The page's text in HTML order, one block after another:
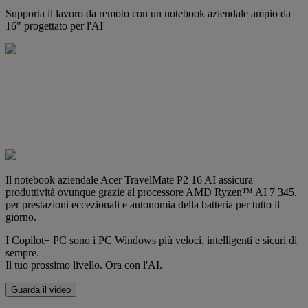
Supporta il lavoro da remoto con un notebook aziendale ampio da
16" progettato per l'AI
Il notebook aziendale Acer TravelMate P2 16 AI assicura
produttività ovunque grazie al processore AMD Ryzen™ AI 7 345,
per prestazioni eccezionali e autonomia della batteria per tutto il
giorno.
I Copilot+ PC sono i PC Windows più veloci, intelligenti e sicuri di
sempre.
Il tuo prossimo livello. Ora con l'AI.
Guarda il video